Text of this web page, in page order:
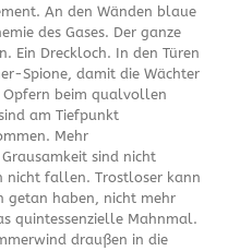
An den Wänden blaue
des Gases. Der ganze
Ein Dreckloch. In den Türen
Spione, damit die Wächter
Opfern beim qualvollen
am Tiefpunkt
Mehr
sind nicht
nicht fallen. Trostloser kann
getan haben, nicht mehr
quintessenzielle Mahnmal.
draußen in die